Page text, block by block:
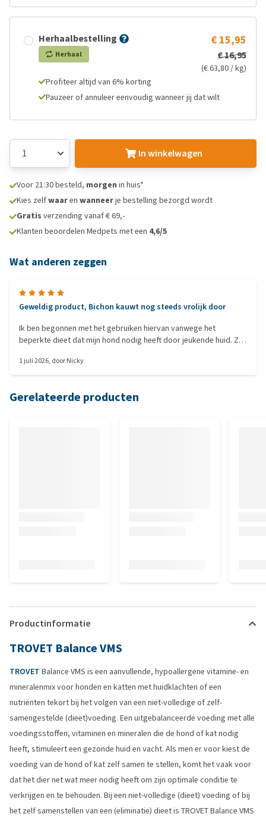
Herhaalbestelling
Herhaal
€ 15,95
€ 16,95
(€ 63,80 / kg)
Profiteer altijd van 6% korting
Pauzeer of annuleer eenvoudig wanneer jij dat wilt
In winkelwagen
Voor 21:30 besteld, morgen in huis*
Kies zelfwaaren wanneerje bestelling bezorgd wordt
Gratis verzending vanaf € 69,-
Klanten beoordelen Medpets met een 4,6/5
Wat anderen zeggen
Geweldig product, Bichon kauwt nog steeds vrolijk door
Ik ben begonnen met het gebruiken hiervan vanwege het
beperkte dieet dat mijn hond nodig heeft door jeukende huid. Ze
eten met pre-/probiotica poeder en andere toevoegingen
1 juli 2026, doorNicky
Gerelateerde producten
Productinformatie
TROVET Balance VMS
TROVET Balance VMS is een aanvullende, hypoallergene vitamine- en
mineralenmix voor honden en katten met huidklachten of een
nutriënten tekort bij het volgen van een niet-volledige of zelf-
samengestelde (dieet)voeding. Een uitgebalanceerde voeding met alle
voedingsstoffen, vitaminen en mineralen die de hond of kat nodig
heeft, stimuleert een gezonde huid en vacht. Als men er voor kiest de
voeding van de hond of kat zelf samen te stellen, komt het vaak voor
dat het dier net wat meer nodig heeft om zijn optimale conditie te
verkrijgen en te behouden. Bij een niet-volledige (dieet) voeding of bij
het zelf samenstellen van een (eliminatie) dieet is TROVET Balance VMS